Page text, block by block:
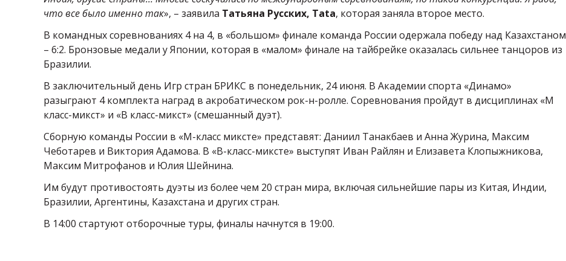
что все было именно так», – заявила Татьяна Русских, Tata, которая заняла второе место.
В командных соревнованиях 4 на 4, в «большом» финале команда России одержала победу над Казахстаном
– 6:2. Бронзовые медали у Японии, которая в «малом» финале на тайбрейке оказалась сильнее танцоров из
Бразилии.
В заключительный день Игр стран БРИКС в понедельник, 24 июня. В Академии спорта «Динамо»
разыграют 4 комплекта наград в акробатическом рок-н-ролле. Соревнования пройдут в дисциплинах «М
класс-микст» и «В класс-микст» (смешанный дуэт).
Сборную команды России в «М-класс миксте» представят: Даниил Танакбаев и Анна Журина, Максим
Чеботарев и Виктория Адамова. В «В-класс-миксте» выступят Иван Райлян и Елизавета Клопыжникова,
Максим Митрофанов и Юлия Шейнина.
Им будут противостоять дуэты из более чем 20 стран мира, включая сильнейшие пары из Китая, Индии,
Бразилии, Аргентины, Казахстана и других стран.
В 14:00 стартуют отборочные туры, финалы начнутся в 19:00.